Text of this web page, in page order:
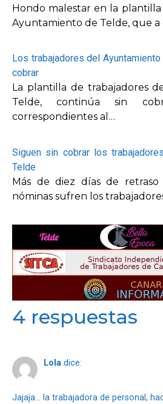
Hondo malestar en la plantilla
Ayuntamiento de Telde, que a
Los trabajadores del
cobrar
La plantilla de trabajadores
Telde, continúa sin
correspondientes al…
Siguen sin cobrar los
Telde
Más de diez días de
nóminas sufren los
4 respuestas
Lola dice:
Jajaja… la trabajadora de personal,